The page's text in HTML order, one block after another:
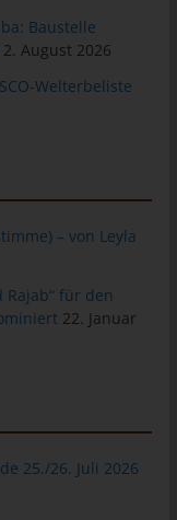
Baustelle
2. August 2026
Welterbeliste
– von Leyla
Rajab“ für den
22. Januar
25./26. Juli 2026
es den
individuellen
Internetbrowsern,
Ein bestimmter
dieser
und Angebote
optimiert
erwähnt, die
Zweck dieser
Internetseite, die
bei jedem
eingeben,
dem
Cookie